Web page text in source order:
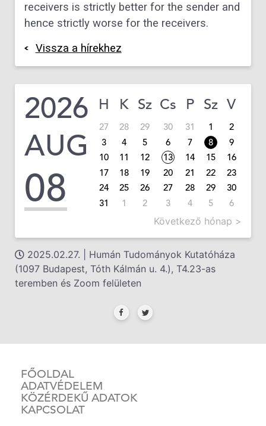
receivers is strictly better for the sender and
hence strictly worse for the receivers.
Vissza a hírekhez
2026
AUG
08
H K Sz Cs P Sz V
27 28 29 30 31 1
2
3
4 5 6 7 8
9
10
11 12 13 14 15
16
17
18 19 20 21 22
23
24
25 26 27 28 29
30
31
1 2 3 4 5 6
Következő hónap >
2025.02.27. | Humán Tudományok Kutatóháza
(1097 Budapest, Tóth Kálmán u. 4.), T4.23-as
teremben és Zoom felületen
FŐOLDAL
ADATVÉDELEM
KÖZÉRDEKŰ ADATOK
KAPCSOLAT